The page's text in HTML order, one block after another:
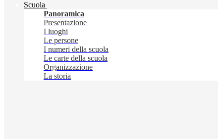
Scuola
Panoramica
Presentazione
I luoghi
Le persone
I numeri della scuola
Le carte della scuola
Organizzazione
La storia